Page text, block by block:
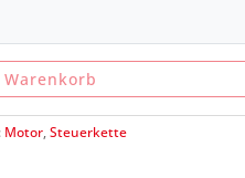
Motor,Steuerkette